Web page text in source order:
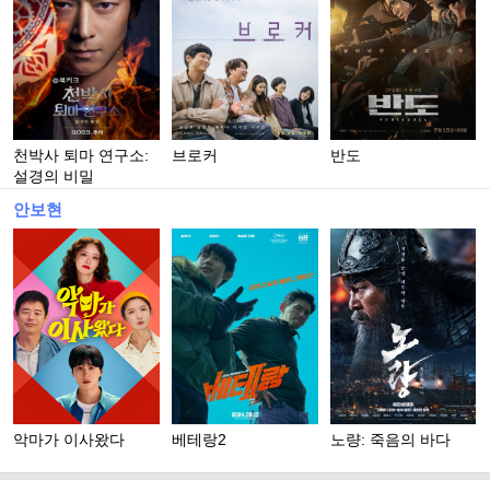
천박사 퇴마 연구소:
설경의 비밀
브로커 반도
안보현
악마가 이사왔다 베테랑2 노량: 죽음의 바다